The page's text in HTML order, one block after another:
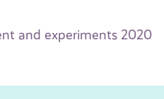
and experiments 2020